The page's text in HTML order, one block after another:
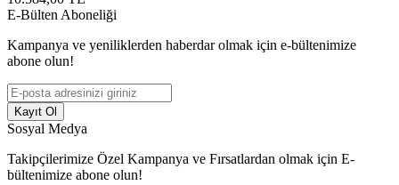
E-Bülten Aboneliği
Kampanya ve yeniliklerden haberdar olmak için e-bültenimize
abone olun!
Kayıt Ol
Sosyal Medya
Takipçilerimize Özel Kampanya ve Fırsatlardan olmak için E-
bültenimize abone olun!